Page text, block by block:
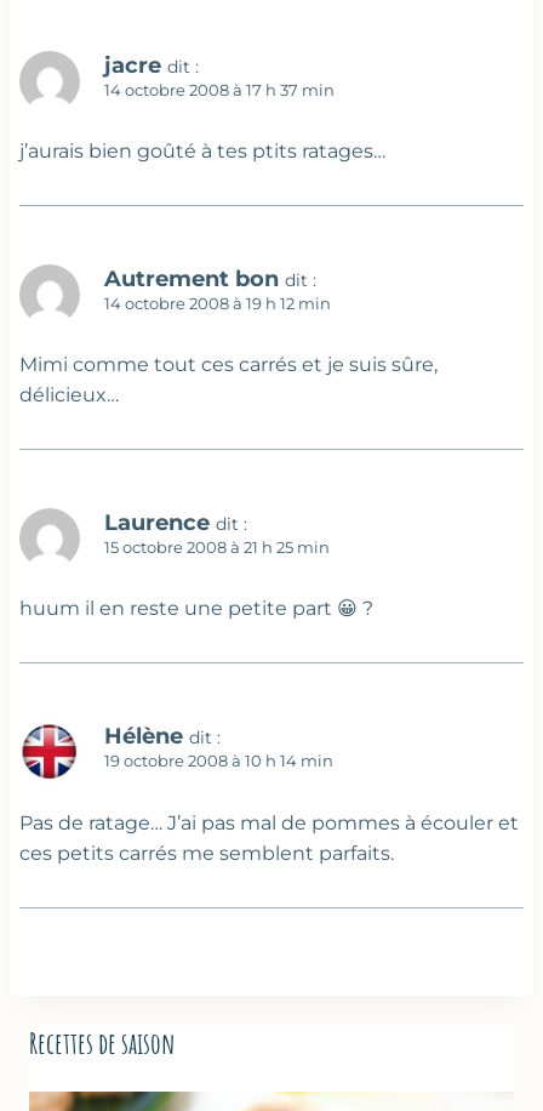
jacre dit :
14 octobre 2008 à 17 h 37 min
j’aurais bien goûté à tes ptits ratages…
Autrement bon dit :
14 octobre 2008 à 19 h 12 min
Mimi comme tout ces carrés et je suis sûre,
délicieux…
Laurence dit :
15 octobre 2008 à 21 h 25 min
huum il en reste une petite part 😀 ?
Hélène dit :
19 octobre 2008 à 10 h 14 min
Pas de ratage… J’ai pas mal de pommes à écouler et
ces petits carrés me semblent parfaits.
Recettes de saison